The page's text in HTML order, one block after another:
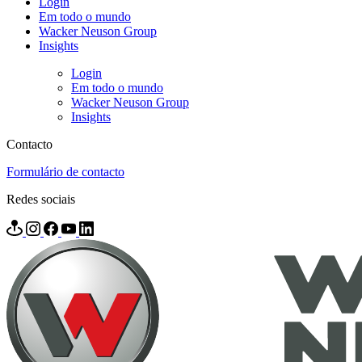
Em todo o mundo
Wacker Neuson Group
Insights
Login
Em todo o mundo
Wacker Neuson Group
Insights
Contacto
Formulário de contacto
Redes sociais